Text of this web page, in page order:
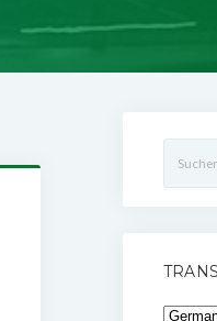
nach: